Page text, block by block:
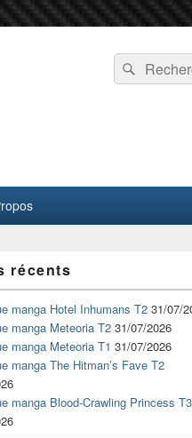
Recherche :
récents
manga Hotel Inhumans T2 31/07/
manga Meteoria T2 31/07/2026
manga Meteoria T1 31/07/2026
manga The Hitman’s Fave T2
manga Blood-Crawling Princess T3